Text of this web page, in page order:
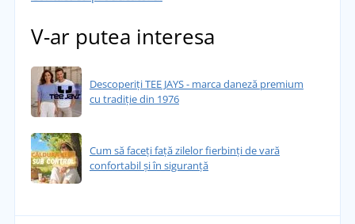
V-ar putea interesa
Descoperiți TEE JAYS - marca daneză premium
cu tradiție din 1976
Cum să faceți față zilelor fierbinți de vară
confortabil și în siguranță